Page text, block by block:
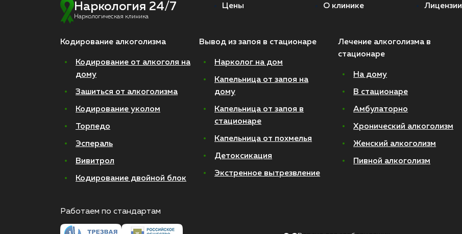
Наркология 24/7
Наркологическая клиника
Цены О клинике Лицензии
Кодирование алкоголизма
Кодирование от алкоголя на
дому
Зашиться от алкоголизма
Кодирование уколом
Торпедо
Эспераль
Вивитрол
Кодирование двойной блок
Вывод из запоя в стационаре
Нарколог на дом
Капельница от запоя на
дому
Капельница от запоя в
стационаре
Капельница от похмелья
Детоксикация
Экстренное вытрезвление
Лечение алкоголизма в
стационаре
На дому
В стационаре
Амбулаторно
Хронический алкоголизм
Женский алкоголизм
Пивной алкоголизм
Работаем по стандартам